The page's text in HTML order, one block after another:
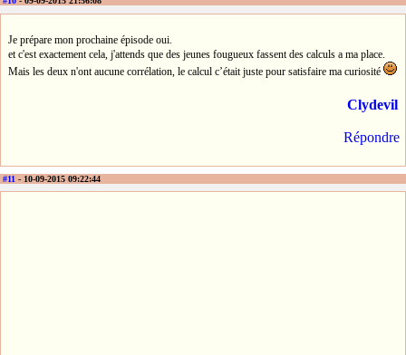
Je prépare mon prochaine épisode oui.
et c'est exactement cela, j'attends que des jeunes fougueux fassent des calculs a ma place.
Mais les deux n'ont aucune corrélation, le calcul c’était juste pour satisfaire ma curiosité
Clydevil
Répondre
#11 - 10-09-2015 09:22:44